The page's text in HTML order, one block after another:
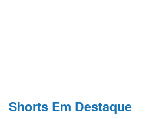
Shorts Em Destaque